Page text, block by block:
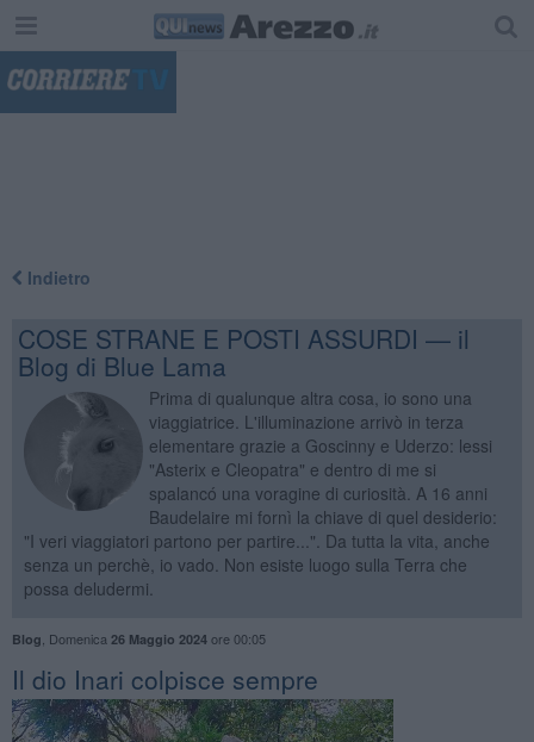
Indietro
COSE STRANE E POSTI ASSURDI — il
Blog di Blue Lama
Prima di qualunque altra cosa, io sono una
viaggiatrice. L'illuminazione arrivò in terza
elementare grazie a Goscinny e Uderzo: lessi
"Asterix e Cleopatra" e dentro di me si
spalancó una voragine di curiosità. A 16 anni
Baudelaire mi fornì la chiave di quel desiderio:
"I veri viaggiatori partono per partire...". Da tutta la vita, anche
senza un perchè, io vado. Non esiste luogo sulla Terra che
possa deludermi.
Blog Domenica 26 Maggio 2024ore 00:05
Il dio Inari colpisce sempre